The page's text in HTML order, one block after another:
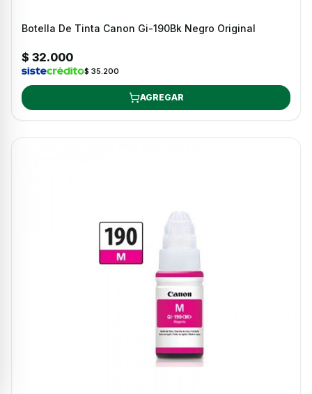
Botella De Tinta Canon Gi-190Bk Negro Original
$ 32.000
$ 35.200
AGREGAR